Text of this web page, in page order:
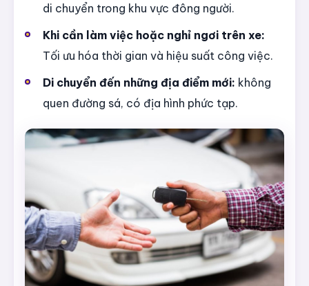
di chuyển trong khu vực đông người.
Khi cần làm việc hoặc nghỉ ngơi trên xe:
Tối ưu hóa thời gian và hiệu suất công việc.
Di chuyển đến những địa điểm mới: không
quen đường sá, có địa hình phức tạp.